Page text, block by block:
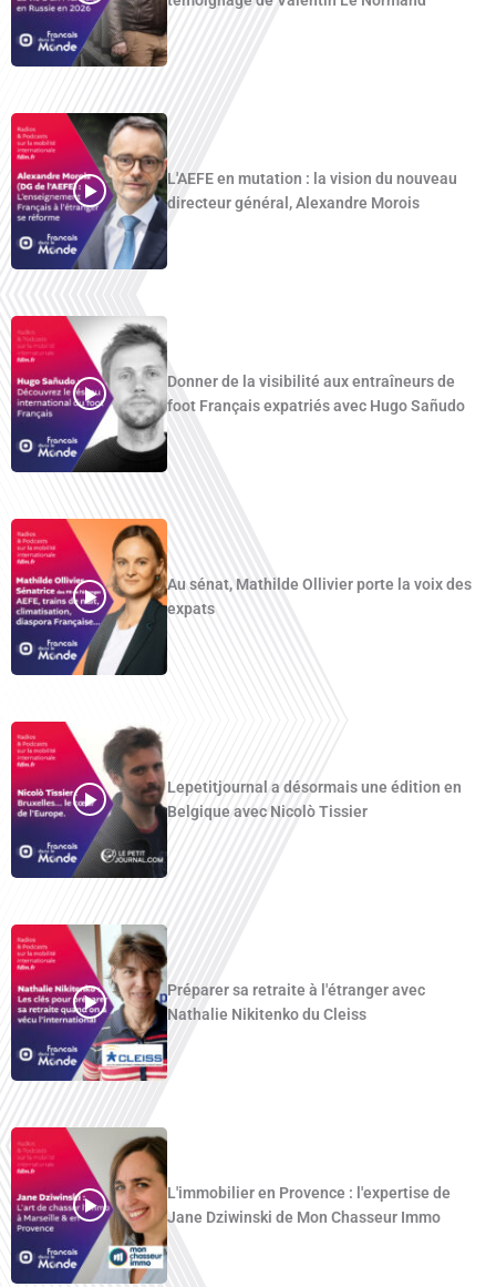
L'AEFE en mutation : la vision du nouveau
directeur général, Alexandre Morois
Donner de la visibilité aux entraîneurs de
foot Français expatriés avec Hugo Sañudo
Au sénat, Mathilde Ollivier porte la voix des
expats
Lepetitjournal a désormais une édition en
Belgique avec Nicolò Tissier
Préparer sa retraite à l'étranger avec
Nathalie Nikitenko du Cleiss
L'immobilier en Provence : l'expertise de
Jane Dziwinski de Mon Chasseur Immo